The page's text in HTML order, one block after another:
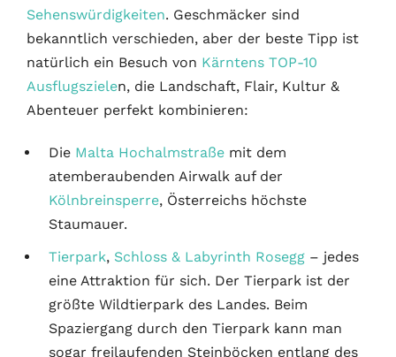
Sehenswürdigkeiten. Geschmäcker sind
bekanntlich verschieden, aber der beste Tipp ist
natürlich ein Besuch von Kärntens TOP-10
Ausflugszielen, die Landschaft, Flair, Kultur &
Abenteuer perfekt kombinieren:
Die Malta Hochalmstraße mit dem
atemberaubenden Airwalk auf der
Kölnbreinsperre, Österreichs höchste
Staumauer.
Tierpark, Schloss & Labyrinth Rosegg – jedes
eine Attraktion für sich. Der Tierpark ist der
größte Wildtierpark des Landes. Beim
Spaziergang durch den Tierpark kann man
sogar freilaufenden Steinböcken entlang des